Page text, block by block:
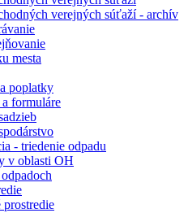
verejných súťaží - archív
mesta
poplatky
formuláre
- triedenie odpadu
v oblasti OH
prostredie